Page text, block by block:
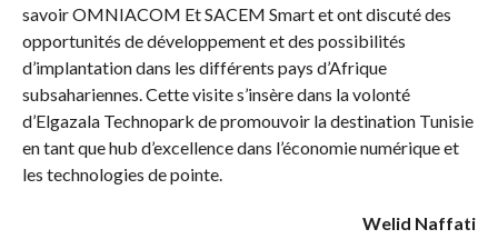
savoir OMNIACOM Et SACEM Smart et ont discuté des
opportunités de développement et des possibilités
d’implantation dans les différents pays d’Afrique
subsahariennes. Cette visite s’insère dans la volonté
d’Elgazala Technopark de promouvoir la destination Tunisie
en tant que hub d’excellence dans l’économie numérique et
les technologies de pointe.
Welid Naffati